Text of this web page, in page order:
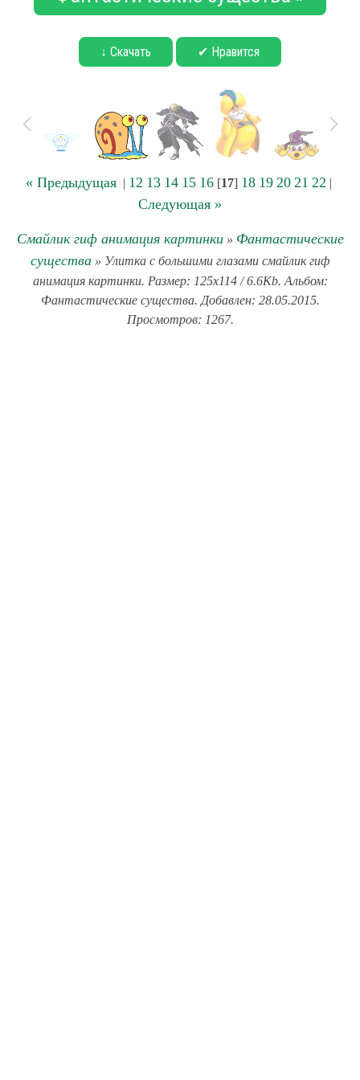
↓ Скачать ✔ Нравится
« Предыдущая| 12 13 14 15 16[17] 18 19 20 21 22 |
Следующая »
Смайлик гиф анимация картинки» Фантастические
существа » Улитка с большими глазами смайлик гиф
анимация картинки. Размер: 125x114 / 6.6Kb. Альбом:
Фантастические существа. Добавлен: 28.05.2015.
Просмотров: 1267.